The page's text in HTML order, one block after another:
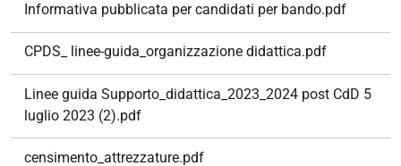
Informativa pubblicata per candidati per bando.pdf
CPDS_ linee-guida_organizzazione didattica.pdf
Linee guida Supporto_didattica_2023_2024 post CdD 5
luglio 2023 (2).pdf
censimento_attrezzature.pdf